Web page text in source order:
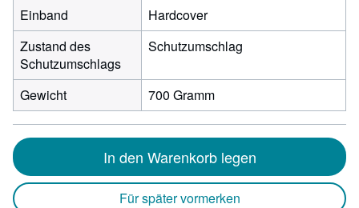
Einband
Hardcover
Zustand des
Schutzumschlags
Schutzumschlag
Gewicht 700 Gramm
In den Warenkorb legen
Für später vormerken